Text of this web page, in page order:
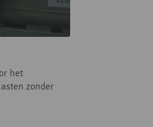
het
zonder